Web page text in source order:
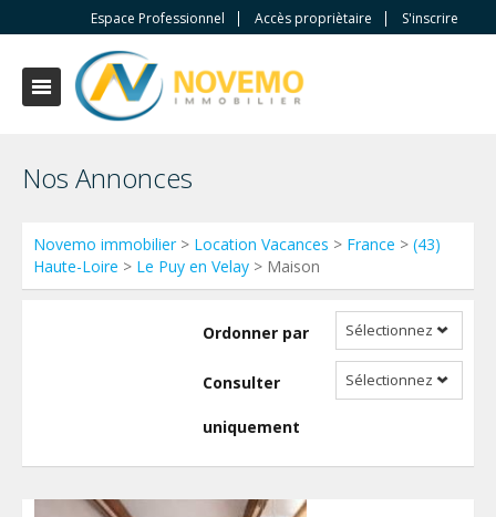
Espace Professionnel Accès propriètaire S'inscrire
Nos Annonces
Novemo immobilier> Location Vacances > France > (43)
Haute-Loire > Le Puy en Velay > Maison
Ordonner par Sélectionnez
Consulter
uniquement
Sélectionnez